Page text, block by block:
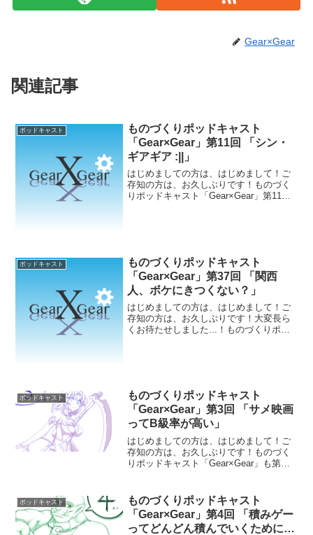
Gear×Gear
関連記事
ポッドキャスト
ものづくりポッドキャスト
「Gear×Gear」第11回 「シン・
ギアギア :||」
はじめましての方は、はじめまして！ご
存知の方は、お久しぶりです！ものづく
りポッドキャスト「Gear×Gear」第11回
ポッドキャスト
ものづくりポッドキャスト
「Gear×Gear」第37回 「関西
人、ボケにきつくない？」
はじめましての方は、はじめまして！ご
存知の方は、お久しぶりです！大変長ら
くお待たせしました...！ものづくりポッ
ポッドキャスト
ものづくりポッドキャスト
「Gear×Gear」第3回 「サメ映画
ってB級率が高い」
はじめましての方は、はじめまして！ご
存知の方は、お久しぶりです！ものづく
りポッドキャスト「Gear×Gear」も第３
の本のオススメ紹介で「寺町三条のホー
ムズ」と言ってい...
ポッドキャスト
ものづくりポッドキャスト
「Gear×Gear」第4回 「積みゲー
ってどんどん積んでいくためにあ